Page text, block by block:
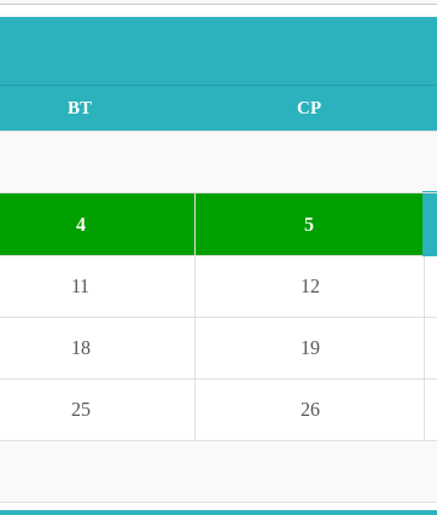
ВТ СР
4 5
11 12
18 19
25 26